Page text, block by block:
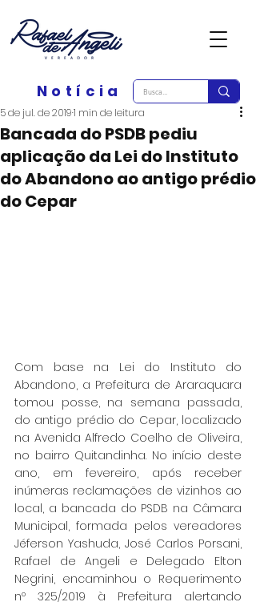
Notícia
Bancada do PSDB pediu
aplicação da Lei do Instituto
do Abandono ao antigo prédio
do Cepar
5 de jul. de 20191 min de leitura
Com base na Lei do Instituto do
Abandono, a Prefeitura de Araraquara
tomou posse, na semana passada,
do antigo prédio do Cepar, localizado
na Avenida Alfredo Coelho de Oliveira,
no bairro Quitandinha. No início deste
ano, em fevereiro, após receber
inúmeras reclamações de vizinhos ao
local, a bancada do PSDB na Câmara
Municipal, formada pelos vereadores
Jéferson Yashuda, José Carlos Porsani,
Rafael de Angeli e Delegado Elton
Negrini, encaminhou o Requerimento
nº 325/2019 à Prefeitura alertando